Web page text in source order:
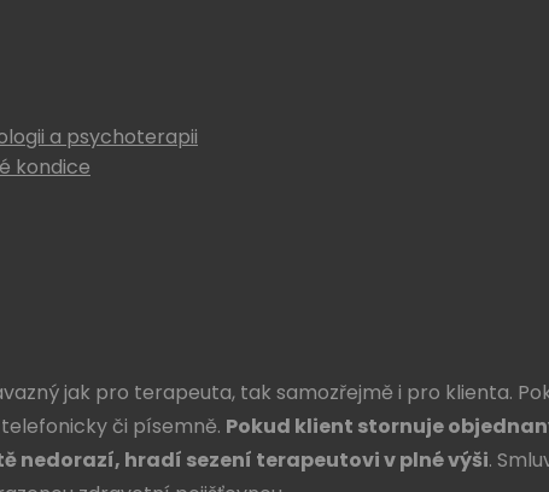
a psychoterapii
kondice
jak pro terapeuta, tak samozřejmě i pro klienta.
či písemně. Pokud klient stornuje
nedorazí, hradí sezení terapeutovi v plné výši.